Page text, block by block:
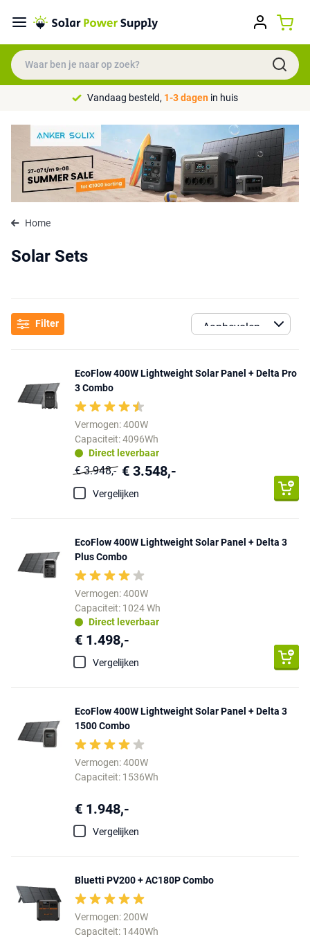
Vandaag besteld, 1-3 dagen in huis
Home
Solar Sets
Filter
EcoFlow 400W Lightweight Solar Panel + Delta Pro
3 Combo
Vermogen: 400W
Capaciteit: 4096Wh
Direct leverbaar
€ 3.948,- € 3.548,-
Vergelijken
EcoFlow 400W Lightweight Solar Panel + Delta 3
Plus Combo
Vermogen: 400W
Capaciteit: 1024 Wh
Direct leverbaar
€ 1.498,-
Vergelijken
EcoFlow 400W Lightweight Solar Panel + Delta 3
1500 Combo
Vermogen: 400W
Capaciteit: 1536Wh
€ 1.948,-
Vergelijken
Bluetti PV200 + AC180P Combo
Vermogen: 200W
Capaciteit: 1440Wh